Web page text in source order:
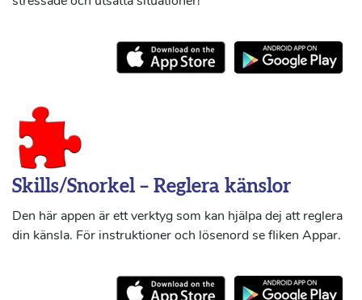
Skills/Snorkel – Reglera känslor
Den här appen är ett verktyg som kan hjälpa dej att reglera
din känsla. För instruktioner och lösenord se fliken Appar.